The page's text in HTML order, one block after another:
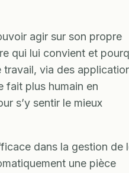
agir sur son propre
qui lui convient et
travail, via des
fait plus humain en
s’y sentir le mieux
dans la gestion de
une pièce